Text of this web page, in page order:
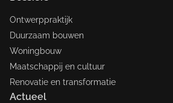
Ontwerppraktijk
Duurzaam bouwen
Woningbouw
Maatschappij en cultuur
Renovatie en transformatie
Actueel